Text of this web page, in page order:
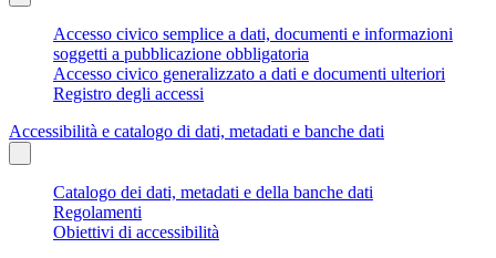
Accesso civico semplice a dati, documenti e informazioni
soggetti a pubblicazione obbligatoria
Accesso civico generalizzato a dati e documenti ulteriori
Registro degli accessi
Accessibilità e catalogo di dati, metadati e banche dati
Catalogo dei dati, metadati e della banche dati
Regolamenti
Obiettivi di accessibilità